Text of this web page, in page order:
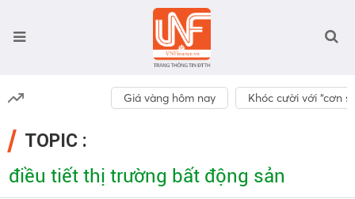
Giá vàng hôm nay Khóc cười với “cơn
TOPIC :
điều tiết thị trường bất động sản